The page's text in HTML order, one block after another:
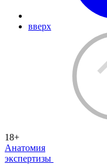
вверх
18+
Анатомия
экспертизы